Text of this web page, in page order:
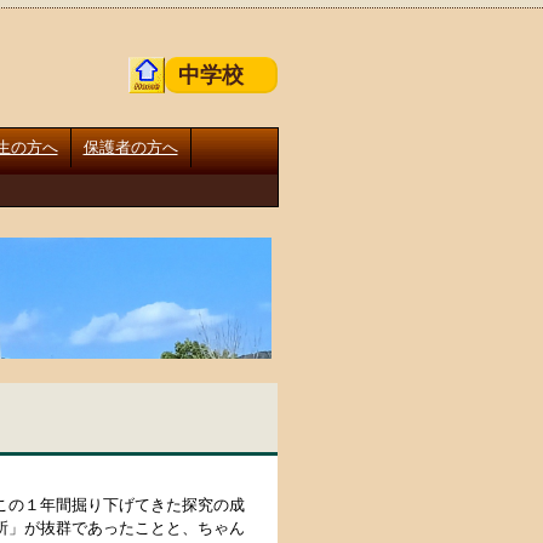
中学校
の方へ 保護者の方へ
１年間掘り下げてきた探究の成
が抜群であったことと、ちゃん